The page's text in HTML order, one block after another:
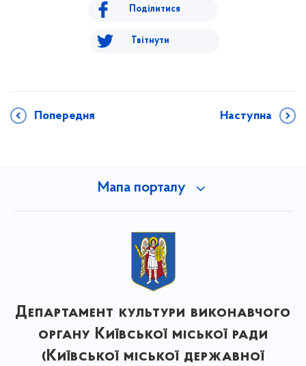
Поділитися
Твітнути
Попередня Наступна
Мапа порталу
Департамент культури виконавчого
органу Київської міської ради
(Київської міської державної